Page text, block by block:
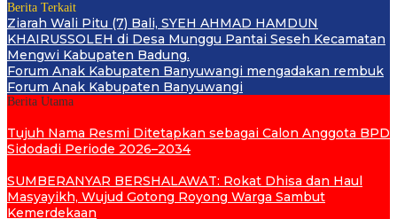
Berita Terkait
Ziarah Wali Pitu (7) Bali, SYEH AHMAD HAMDUN
KHAIRUSSOLEH di Desa Munggu Pantai Seseh Kecamatan
Mengwi Kabupaten Badung.
Forum Anak Kabupaten Banyuwangi mengadakan rembuk
Forum Anak Kabupaten Banyuwangi
Berita Utama
Tujuh Nama Resmi Ditetapkan sebagai Calon Anggota BPD
Sidodadi Periode 2026–2034
SUMBERANYAR BERSHALAWAT: Rokat Dhisa dan Haul
Masyayikh, Wujud Gotong Royong Warga Sambut
Kemerdekaan